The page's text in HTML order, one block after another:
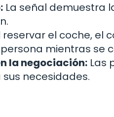
La señal demuestra
reservar el coche, el
mientras se
la negociación: Las
necesidades.